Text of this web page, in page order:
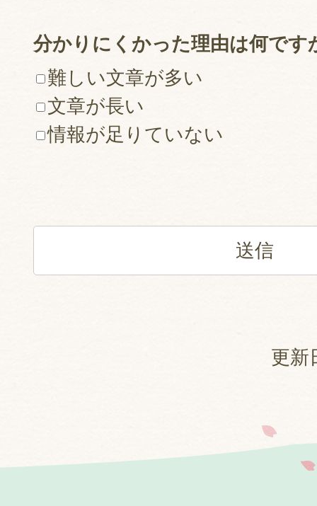
分かりにくかった理由は何です
難しい文章が多い
文章が長い
情報が足りていない
更新